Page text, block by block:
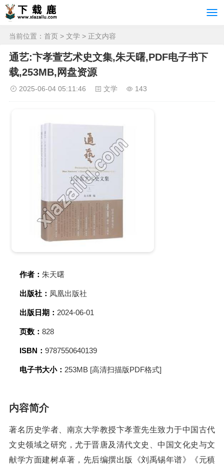
当前位置： 首页 > 文学 > 正文内容
通艺:卞孝萱艺术史文集,朱天曙,PDF电子书下
载,253MB,网盘资源
2025-06-04 05:11:46 文学 143
作者： 朱天曙
出版社： 凤凰出版社
出版日期： 2024-06-01
页数： 828
ISBN： 9787550640139
电子书大小： 253MB [高清扫描版PDF格式]
内容简介
著名历史学者、南京大学教授卞孝萱先生致力于中国古代
文史领域之研究，尤于晋唐及清代文史、中国文化史与文
献学方面建树卓著，先后编撰出版《刘禹锡年谱》《元稹